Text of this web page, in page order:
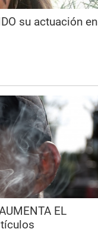
su actuación en
EL